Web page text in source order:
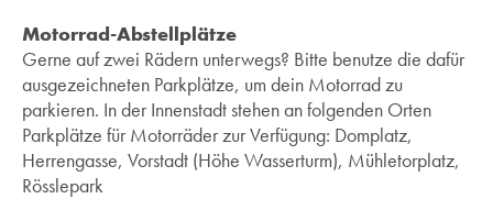
Motorrad-Abstellplätze
Gerne auf zwei Rädern unterwegs? Bitte benutze die dafür
ausgezeichneten Parkplätze, um dein Motorrad zu
parkieren. In der Innenstadt stehen an folgenden Orten
Parkplätze für Motorräder zur Verfügung: Domplatz,
Herrengasse, Vorstadt (Höhe Wasserturm), Mühletorplatz,
Rösslepark